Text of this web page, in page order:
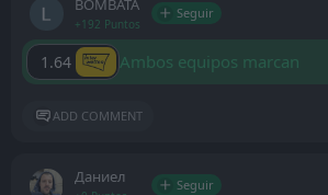
BOMBATA
+192 Puntos
Seguir
1.64 Ambos equipos marcan
ADD COMMENT
Даниел Seguir